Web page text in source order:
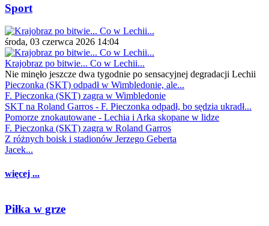
Sport
środa, 03 czerwca 2026 14:04
Krajobraz po bitwie... Co w Lechii...
Nie minęło jeszcze dwa tygodnie po sensacyjnej degradacji Lechii
Pieczonka (SKT) odpadł w Wimbledonie, ale...
F. Pieczonka (SKT) zagra w Wimbledonie
SKT na Roland Garros - F. Pieczonka odpadł, bo sędzia ukradł...
Pomorze znokautowane - Lechia i Arka skopane w lidze
F. Pieczonka (SKT) zagra w Roland Garros
Z różnych boisk i stadionów Jerzego Geberta
Jacek...
więcej ...
Piłka w grze